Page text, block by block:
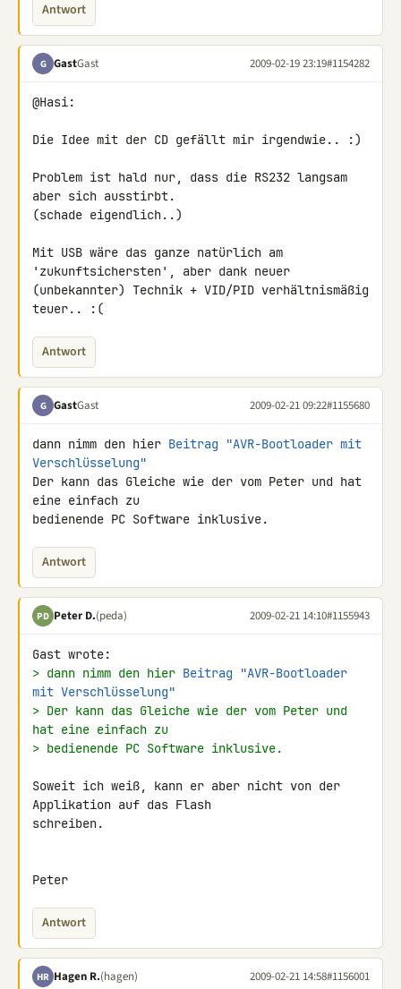
Antwort
G GastGast 2009-02-19 23:19#1154282
@Hasi:
Die Idee mit der CD gefällt mir irgendwie.. :)
Problem ist hald nur, dass die RS232 langsam
aber sich ausstirbt.
(schade eigendlich..)
Mit USB wäre das ganze natürlich am
'zukunftsichersten', aber dank neuer
(unbekannter) Technik + VID/PID verhältnismäßig
teuer.. :(
Antwort
G GastGast 2009-02-21 09:22#1155680
dann nimm den hier Beitrag "AVR-Bootloader mit
Verschlüsselung"
Der kann das Gleiche wie der vom Peter und hat
eine einfach zu
bedienende PC Software inklusive.
Antwort
PD Peter D.(peda) 2009-02-21 14:10#1155943
> dann nimm den hier Beitrag "AVR-Bootloader
mit Verschlüsselung"
> Der kann das Gleiche wie der vom Peter und
hat eine einfach zu
> bedienende PC Software inklusive.
Soweit ich weiß, kann er aber nicht von der
Applikation auf das Flash
schreiben.
Peter
Antwort
HR Hagen R.(hagen) 2009-02-21 14:58#1156001